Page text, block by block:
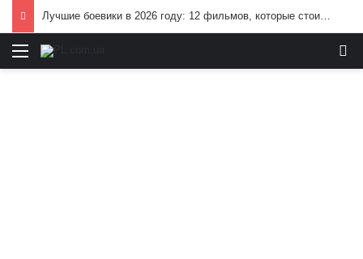
Лучшие боевики в 2026 году: 12 фильмов, которые стоит посмотреть
Меню